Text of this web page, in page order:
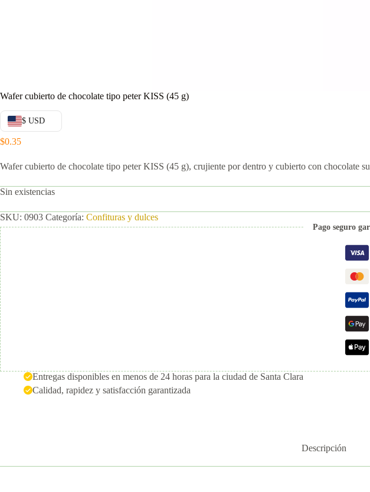
Wafer cubierto de chocolate tipo peter KISS (45 g)
$ USD
$0.35
Wafer cubierto de chocolate tipo peter KISS (45 g), crujiente por dentro y cubierto con chocolate
Sin existencias
SKU: 0903 Categoría: Confituras y dulces
Pago seguro
Entregas disponibles en menos de 24 horas para la ciudad de Santa Clara
Calidad, rapidez y satisfacción garantizada
Descripción